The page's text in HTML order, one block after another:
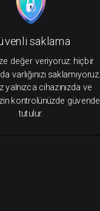
saklama
değer veriyoruz: hiçbir
varlığınızı saklamıyoruz.
yalnızca cihazınızda ve
kontrolünüzde güvende
tutulur.